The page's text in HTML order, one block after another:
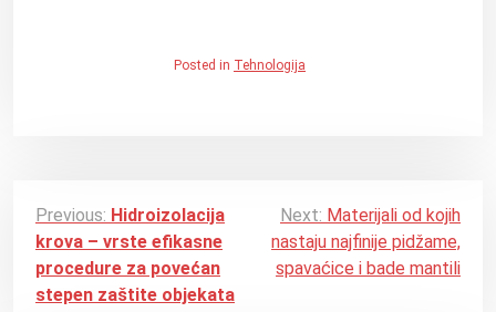
Posted in Tehnologija
P
o
s
Previous: Hidroizolacija
krova – vrste efikasne
procedure za povećan
stepen zaštite objekata
Next: Materijali od kojih
nastaju najfinije pidžame,
spavaćice i bade mantili